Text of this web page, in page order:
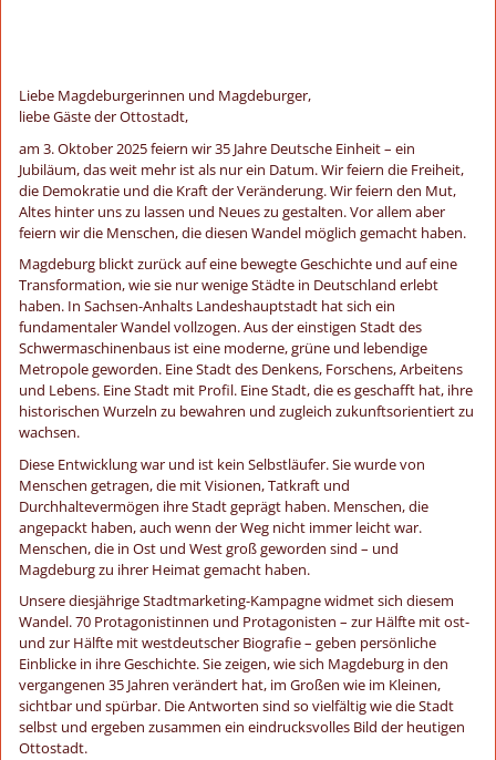
Liebe Magdeburgerinnen und Magdeburger,
liebe Gäste der Ottostadt,
am 3. Oktober 2025 feiern wir 35 Jahre Deutsche Einheit – ein
Jubiläum, das weit mehr ist als nur ein Datum. Wir feiern die Freiheit,
die Demokratie und die Kraft der Veränderung. Wir feiern den Mut,
Altes hinter uns zu lassen und Neues zu gestalten. Vor allem aber
feiern wir die Menschen, die diesen Wandel möglich gemacht haben.
Magdeburg blickt zurück auf eine bewegte Geschichte und auf eine
Transformation, wie sie nur wenige Städte in Deutschland erlebt
haben. In Sachsen-Anhalts Landeshauptstadt hat sich ein
fundamentaler Wandel vollzogen. Aus der einstigen Stadt des
Schwermaschinenbaus ist eine moderne, grüne und lebendige
Metropole geworden. Eine Stadt des Denkens, Forschens, Arbeitens
und Lebens. Eine Stadt mit Profil. Eine Stadt, die es geschafft hat, ihre
historischen Wurzeln zu bewahren und zugleich zukunftsorientiert zu
wachsen.
Diese Entwicklung war und ist kein Selbstläufer. Sie wurde von
Menschen getragen, die mit Visionen, Tatkraft und
Durchhaltevermögen ihre Stadt geprägt haben. Menschen, die
angepackt haben, auch wenn der Weg nicht immer leicht war.
Menschen, die in Ost und West groß geworden sind – und
Magdeburg zu ihrer Heimat gemacht haben.
Unsere diesjährige Stadtmarketing-Kampagne widmet sich diesem
Wandel. 70 Protagonistinnen und Protagonisten – zur Hälfte mit ost-
und zur Hälfte mit westdeutscher Biografie – geben persönliche
Einblicke in ihre Geschichte. Sie zeigen, wie sich Magdeburg in den
vergangenen 35 Jahren verändert hat, im Großen wie im Kleinen,
sichtbar und spürbar. Die Antworten sind so vielfältig wie die Stadt
selbst und ergeben zusammen ein eindrucksvolles Bild der heutigen
Ottostadt.